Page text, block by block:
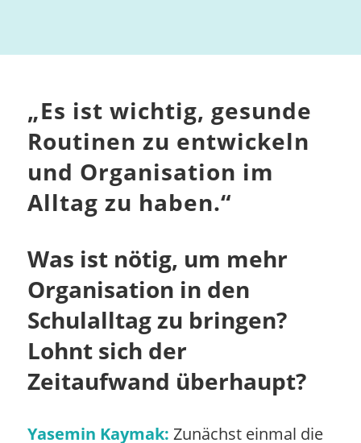
„Es ist wichtig, gesunde
Routinen zu entwickeln
und Organisation im
Alltag zu haben.“
Was ist nötig, um mehr
Organisation in den
Schulalltag zu bringen?
Lohnt sich der
Zeitaufwand überhaupt?
Yasemin Kaymak: Zunächst einmal die